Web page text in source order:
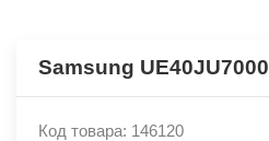
Samsung UE40JU7000
Код товара: 146120